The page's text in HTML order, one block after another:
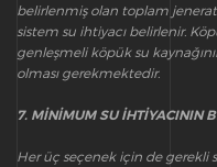
belirlenmiş olan toplam
sistem su ihtiyacı belirlenir.
genleşmeli köpük su
olması gerekmektedir.
7. MİNİMUM SU İHTİYACININ
Her üç seçenek için de gerekli